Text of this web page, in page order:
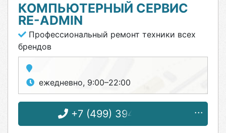
КОМПЬЮТЕРНЫЙ СЕРВИС
RE-ADMIN
Профессиональный ремонт техники всех
брендов
ежедневно, 9:00–22:00
+7 (499) 394-48-55